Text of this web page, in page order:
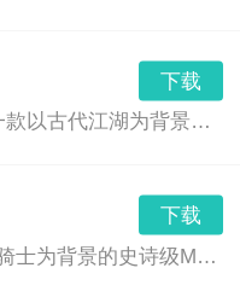
悦的游戏体验。
家一起挑战更高难度和
下载
梦想世界3礼包版是一款以古代江湖为背景的回合制角色扮演游戏。玩家将在游戏中扮演一个初出茅庐的江湖人，通过探索江湖、结交朋友、修炼武艺，逐步成长为一代大侠。游戏中的世界丰富多彩，不仅有丰富的任务和挑战，还有各种珍稀道具和装备等待玩家发掘。
下载
征途是一款以中世纪骑士为背景的史诗级MMORPG游戏，玩家将扮演一名英勇的骑士，踏上征服世界的征途。游戏世界庞大，包括多个国家、城镇、野外地图，以及丰富的任务和活动。玩家可以在游戏中体验到丰富的社交、竞技、探险和战斗乐趣。